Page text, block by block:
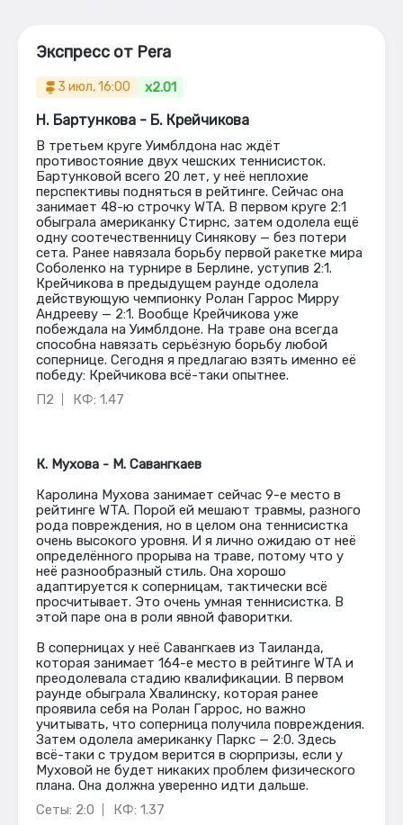
Экспресс от Pera
3 июл, 16:00 x2.01
Н. Бартункова - Б. Крейчикова
В третьем круге Уимблдона нас ждёт
противостояние двух чешских теннисисток.
Бартунковой всего 20 лет, у неё неплохие
перспективы подняться в рейтинге. Сейчас она
занимает 48-ю строчку WTA. В первом круге 2:1
обыграла американку Стирнс, затем одолела ещё
одну соотечественницу Синякову — без потери
сета. Ранее навязала борьбу первой ракетке мира
Соболенко на турнире в Берлине, уступив 2:1.
Крейчикова в предыдущем раунде одолела
действующую чемпионку Ролан Гаррос Мирру
Андрееву — 2:1. Вообще Крейчикова уже
побеждала на Уимблдоне. На траве она всегда
способна навязать серьёзную борьбу любой
сопернице. Сегодня я предлагаю взять именно её
победу: Крейчикова всё-таки опытнее.
П2
КФ: 1.47
К. Мухова - М. Савангкаев
Каролина Мухова занимает сейчас 9-е место в
рейтинге WTA. Порой ей мешают травмы, разного
рода повреждения, но в целом она теннисистка
очень высокого уровня. И я лично ожидаю от неё
определённого прорыва на траве, потому что у
неё разнообразный стиль. Она хорошо
адаптируется к соперницам, тактически всё
просчитывает. Это очень умная теннисистка. В
этой паре она в роли явной фаворитки.
В соперницах у неё Савангкаев из Таиланда,
которая занимает 164-е место в рейтинге WTA и
преодолевала стадию квалификации. В первом
раунде обыграла Хвалинску, которая ранее
проявила себя на Ролан Гаррос, но важно
учитывать, что соперница получила повреждения.
Затем одолела американку Паркс — 2:0. Здесь
всё-таки с трудом верится в сюрпризы, если у
Муховой не будет никаких проблем физического
плана. Она должна уверенно идти дальше.
Сеты: 2:0
КФ: 1.37